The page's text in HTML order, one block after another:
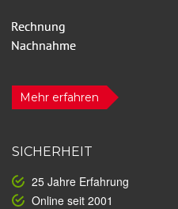
Mehr erfahren
SICHERHEIT
25 Jahre Erfahrung
Online seit 2001